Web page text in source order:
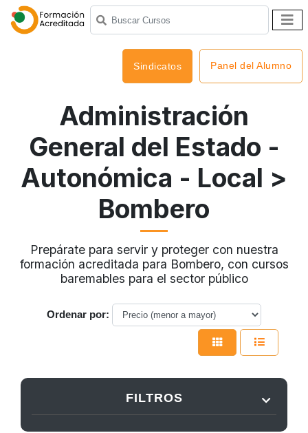
Sindicatos Panel del Alumno
Administración
General del Estado -
Autonómica - Local >
Bombero
Prepárate para servir y proteger con nuestra
formación acreditada para Bombero, con cursos
baremables para el sector público
Ordenar por:
FILTROS